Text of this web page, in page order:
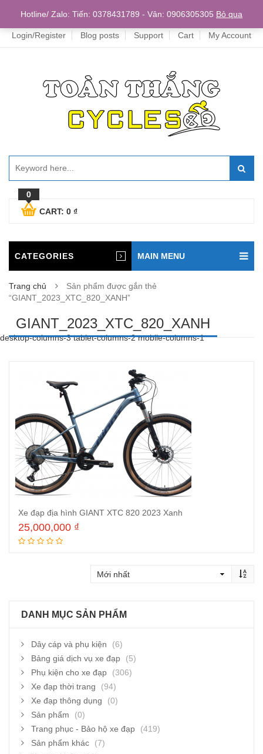
Home
Login/Register Blog posts Support Cart My Account
0
CART: 0 ₫
CATEGORIES MAIN MENU
Trang chủ
Sản phẩm được gắn thẻ
“GIANT_2023_XTC_820_XANH”
GIANT_2023_XTC_820_XANH
desktop-columns-3 tablet-columns-2 mobile-columns-1
Xe đạp địa hình GIANT XTC 820 2023 Xanh
25,000,000 ₫
DANH MỤC SẢN PHẨM
Dây cáp và phụ kiện
(6)
Bảng giá dịch vụ xe đạp
(5)
Phụ kiện cho xe đạp
(306)
Xe đạp thời trang
(94)
Xe đạp thông dụng
(0)
Sản phẩm
(0)
Trang phục - Bảo hộ xe đạp
(419)
Sản phẩm khác
(7)
Hotline/ Zalo: Tiến: 0378431789 - Vân: 0906305305 Bỏ qua